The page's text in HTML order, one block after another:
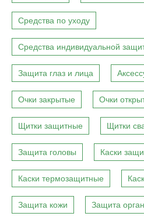
Средства по уходу
Средства индивидуальной
Защита глаз и лица
Очки закрытые Очки
Щитки защитные Щитки
Защита головы Каски
Каски термозащитные
Защита кожи Защита